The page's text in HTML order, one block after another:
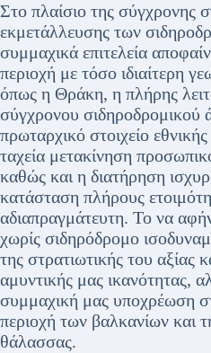
Στο πλαίσιο της σύγχρονης
εκμετάλλευσης των
συμμαχικά επιτελεία
περιοχή με τόσο ιδιαίτερη
όπως η Θράκη, η πλήρης
σύγχρονου σιδηροδρομικού
πρωταρχικό στοιχείο
ταχεία μετακίνηση
καθώς και η διατήρηση
κατάσταση πλήρους
αδιαπραγμάτευτη. Το να
χωρίς σιδηρόδρομο
της στρατιωτικής του αξίας
αμυντικής μας ικανότητας,
συμμαχική μας υποχρέωση
περιοχή των βαλκανίων και
θάλασσας.